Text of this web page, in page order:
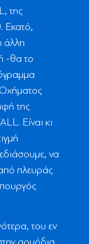
της
Εκατό,
άλλη
-θα το
της
Είναι κι
να
πλευράς
του εν